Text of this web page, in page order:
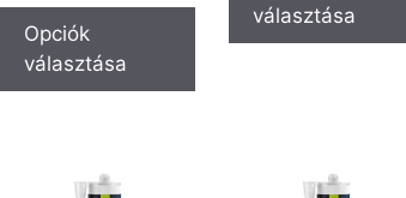
Opciók
választása
választása